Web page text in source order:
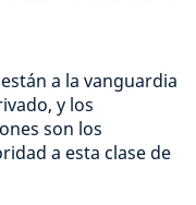
a la vanguardia
y los
son los
a esta clase de